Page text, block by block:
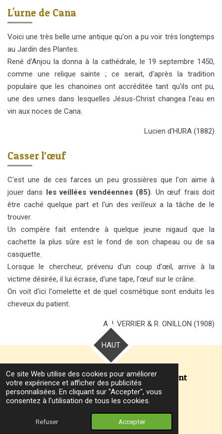
Ce site Web utilise des cookies pour améliorer
votre expérience et afficher des publicités
personnalisées. En cliquant sur "Accepter", vous
consentez à l'utilisation de tous les cookies.
Refuser Accepter
L'urne de Cana
Voici une très belle urne antique qu'on a pu voir très longtemps
au Jardin des Plantes.
René d'Anjou la donna à la cathédrale, le 19 septembre 1450,
comme une relique sainte ; ce serait, d'après la tradition
populaire que les chanoines ont accréditée tant qu'ils ont pu,
une des urnes dans lesquelles Jésus-Christ changea l'eau en
vin aux noces de Cana.
Lucien d'HURA (1882)
Casser l’œuf
C'est une de ces farces un peu grossières que l'on aime à
jouer dans les veillées vendéennes (85). Un œuf frais doit
être caché quelque part et l'un des veilleuxa la tâche de le
trouver.
Un compère fait entendre à quelque jeune nigaud que la
cachette la plus sûre est le fond de son chapeau ou de sa
casquette.
Lorsque le chercheur, prévenu d'un coup d’œil, arrive à la
victime désirée, il lui écrase, d'une tape, l’œuf sur le crâne.
On voit d'ici l'omelette et de quel cosmétique sont enduits les
cheveux du patient.
A.J. VERRIER & R. ONILLON (1908)
HAUT
Écrivez-nous, nos yeux vous écoutent
contact@amisdesmots.fr